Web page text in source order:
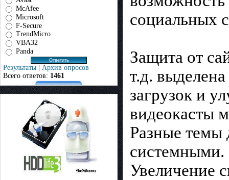
McAfee
Microsoft
F-Secure
TrendMicro
VBA32
Panda
Результаты | Архив опросов
Всего ответов: 1461
социальных
Защита от
т.д.
загрузок и
видеокасты
Разные темы
Увеличение